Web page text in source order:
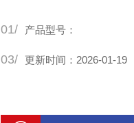
01/ 产品型号：
03/ 更新时间：2026-01-19